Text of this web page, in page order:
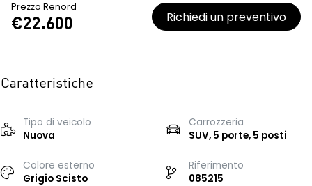
Prezzo Renord
€22.600 Richiedi un preventivo
Caratteristiche
Tipo di veicolo
Nuova
Carrozzeria
SUV, 5 porte, 5 posti
Colore esterno
Grigio Scisto
Riferimento
085215